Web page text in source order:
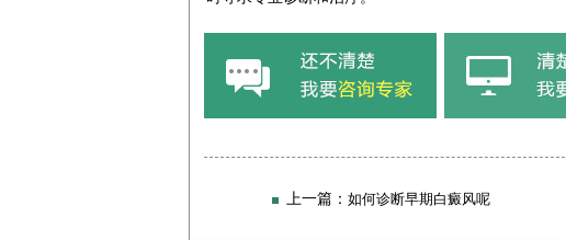
上一篇： 如何诊断早期白癜风呢